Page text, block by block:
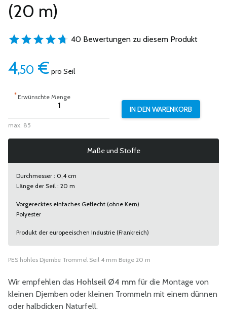
(20 m)
40 Bewertungen zu diesem Produkt
4,50 € pro Seil
*Erwünschte Menge
max. 85
Maße und Stoffe
Durchmesser : 0,4 cm
Länge der Seil : 20 m
Vorgerecktes einfaches Geflecht (ohne Kern)
Polyester
Produkt der europeeischen Industrie (Frankreich)
PES hohles Djembe Trommel Seil 4 mm Beige 20 m
Wir empfehlen das Hohlseil Ø4 mm für die Montage von
kleinen Djemben oder kleinen Trommeln mit einem dünnen
oder halbdicken Naturfell.